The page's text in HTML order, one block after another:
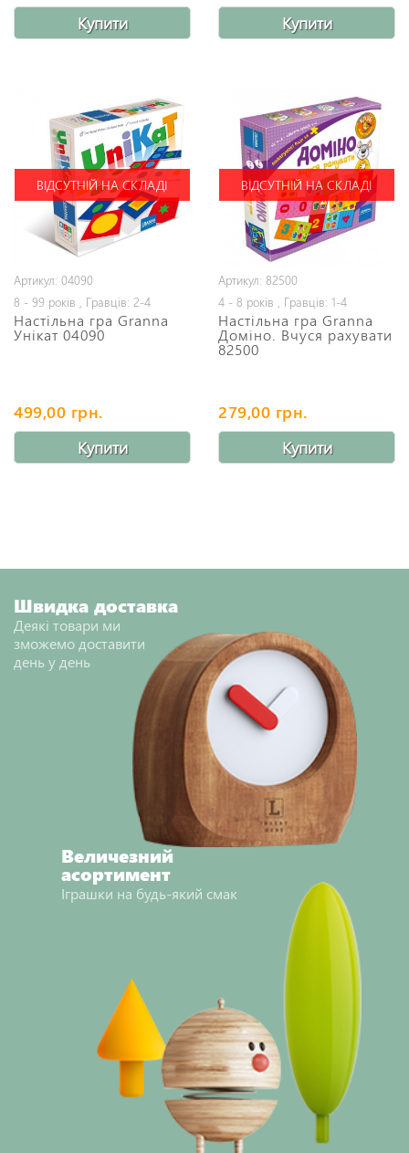
Купити Купити
ВІДСУТНІЙ НА СКЛАДІ
Артикул: 04090
8 - 99 років , Гравців: 2-4
Настільна гра Granna
Унікат 04090
499,00 грн.
Купити
ВІДСУТНІЙ НА СКЛАДІ
Артикул: 82500
4 - 8 років , Гравців: 1-4
Настільна гра Granna
Доміно. Вчуся рахувати
82500
279,00 грн.
Купити
Швидка доставка
Деякі товари ми
зможемо доставити
день у день
Величезний
асортимент
Іграшки на будь-який смак